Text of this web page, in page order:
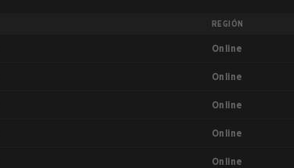
REGIÓN
Online
Online
Online
Online
Online